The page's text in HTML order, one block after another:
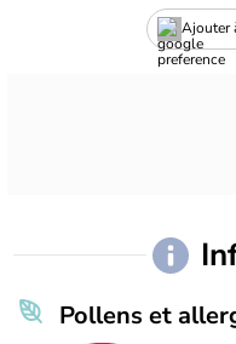
Ajouter
Pollens et